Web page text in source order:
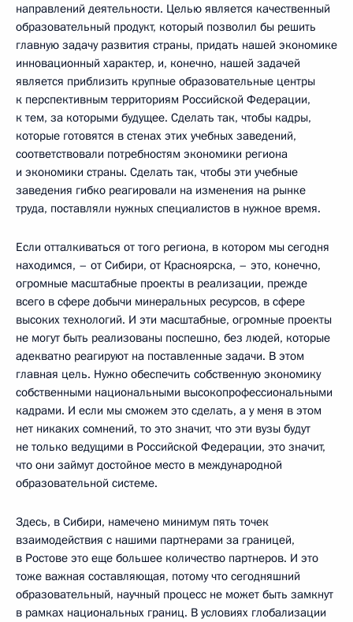
направлений деятельности. Целью является качественный
образовательный продукт, который позволил бы решить
главную задачу развития страны, придать нашей экономике
инновационный характер, и, конечно, нашей задачей
является приблизить крупные образовательные центры
к перспективным территориям Российской Федерации,
к тем, за которыми будущее. Сделать так, чтобы кадры,
которые готовятся в стенах этих учебных заведений,
соответствовали потребностям экономики региона
и экономики страны. Сделать так, чтобы эти учебные
заведения гибко реагировали на изменения на рынке
труда, поставляли нужных специалистов в нужное время.
Если отталкиваться от того региона, в котором мы сегодня
находимся, – от Сибири, от Красноярска, – это, конечно,
огромные масштабные проекты в реализации, прежде
всего в сфере добычи минеральных ресурсов, в сфере
высоких технологий. И эти масштабные, огромные проекты
не могут быть реализованы поспешно, без людей, которые
адекватно реагируют на поставленные задачи. В этом
главная цель. Нужно обеспечить собственную экономику
собственными национальными высокопрофессиональными
кадрами. И если мы сможем это сделать, а у меня в этом
нет никаких сомнений, то это значит, что эти вузы будут
не только ведущими в Российской Федерации, это значит,
что они займут достойное место в международной
образовательной системе.
Здесь, в Сибири, намечено минимум пять точек
взаимодействия с нашими партнерами за границей,
в Ростове это еще большее количество партнеров. И это
тоже важная составляющая, потому что сегодняшний
образовательный, научный процесс не может быть замкнут
в рамках национальных границ. В условиях глобализации